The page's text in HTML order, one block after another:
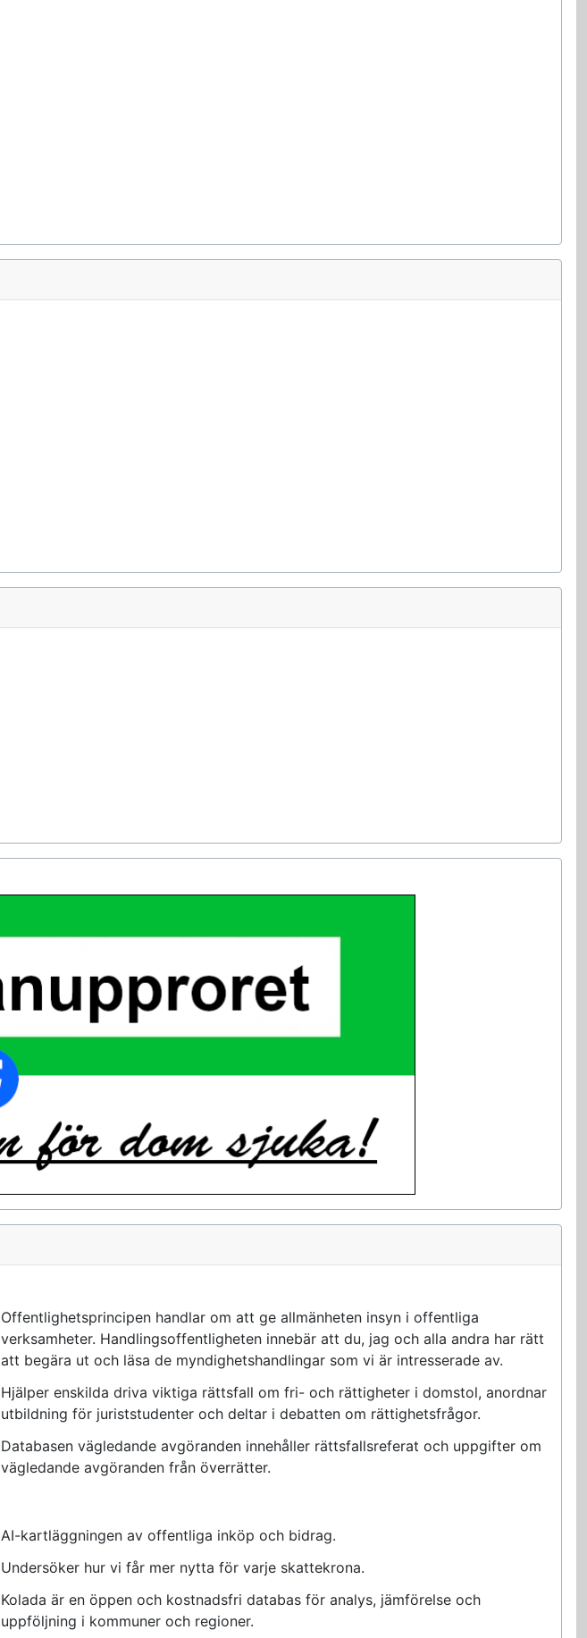
Offentlighetsprincipen handlar om att ge allmänheten insyn i offentliga
verksamheter. Handlingsoffentligheten innebär att du, jag och alla andra har rätt
att begära ut och läsa de myndighetshandlingar som vi är intresserade av.
Hjälper enskilda driva viktiga rättsfall om fri- och rättigheter i domstol, anordnar
utbildning för juriststudenter och deltar i debatten om rättighetsfrågor.
Databasen vägledande avgöranden innehåller rättsfallsreferat och uppgifter om
vägledande avgöranden från överrätter.
AI-kartläggningen av offentliga inköp och bidrag.
Undersöker hur vi får mer nytta för varje skattekrona.
Kolada är en öppen och kostnadsfri databas för analys, jämförelse och
uppföljning i kommuner och regioner.